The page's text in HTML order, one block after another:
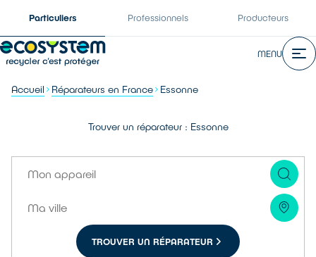
Particuliers Professionnels Producteurs
MENU
Accueil Réparateurs en France Essonne
Trouver un réparateur : Essonne
TROUVER UN RÉPARATEUR